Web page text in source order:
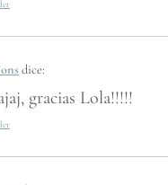
dice:
gracias Lola!!!!!